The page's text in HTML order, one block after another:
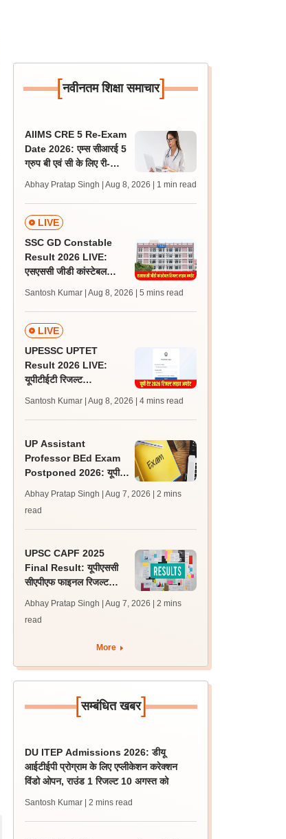
[नवीनतम शिक्षा समाचार]
AIIMS CRE 5 Re-Exam
Date 2026: एम्स सीआरई 5
ग्रुप बी एवं सी के लिए री-
कार्ड जल्द
Abhay Pratap Singh | Aug 8, 2026 | 1 min read
LIVE
SSC GD Constable
Result 2026 LIVE:
एसएससी जीडी कांस्टेबल
लेटेस्ट अपडेट, स्कोरकार्ड लिंक
Santosh Kumar | Aug 8, 2026 | 5 mins read
LIVE
UPESSC UPTET
Result 2026 LIVE:
यूपीटीईटी रिजल्ट
जल्द, जानें लेटेस्ट अपडेट,
पासिंग मार्क्स
Santosh Kumar | Aug 8, 2026 | 4 mins read
UP Assistant
Professor BEd Exam
Postponed 2026: यूपी
स्थगित, नई तिथि बाद में
Abhay Pratap Singh | Aug 7, 2026
| 2 mins
read
UPSC CAPF 2025
Final Result: यूपीएससी
सीएपीएफ फाइनल रिजल्ट
350 अभ्यर्थी चयनित
Abhay Pratap Singh | Aug 7, 2026
| 2 mins
read
More
[सम्बंधित खबर]
DU ITEP Admissions 2026: डीयू
आईटीईपी प्रोग्राम के लिए एप्लीकेशन करेक्शन
विंडो ओपन, राउंड 1 रिजल्ट 10 अगस्त को
Santosh Kumar | 2 mins read